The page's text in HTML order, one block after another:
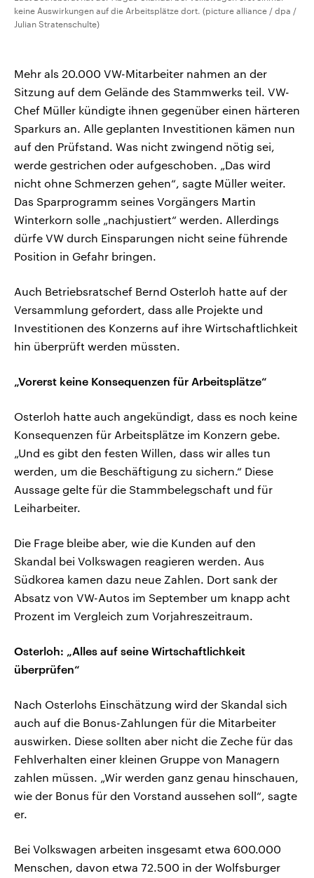
keine Auswirkungen auf die Arbeitsplätze dort. (picture alliance / dpa /
Julian Stratenschulte)
Mehr als 20.000 VW-Mitarbeiter nahmen an der
Sitzung auf dem Gelände des Stammwerks teil. VW-
Chef Müller kündigte ihnen gegenüber einen härteren
Sparkurs an. Alle geplanten Investitionen kämen nun
auf den Prüfstand. Was nicht zwingend nötig sei,
werde gestrichen oder aufgeschoben. „Das wird
nicht ohne Schmerzen gehen“, sagte Müller weiter.
Das Sparprogramm seines Vorgängers Martin
Winterkorn solle „nachjustiert“ werden. Allerdings
dürfe VW durch Einsparungen nicht seine führende
Position in Gefahr bringen.
Auch Betriebsratschef Bernd Osterloh hatte auf der
Versammlung gefordert, dass alle Projekte und
Investitionen des Konzerns auf ihre Wirtschaftlichkeit
hin überprüft werden müssten.
„Vorerst keine Konsequenzen für Arbeitsplätze“
Osterloh hatte auch angekündigt, dass es noch keine
Konsequenzen für Arbeitsplätze im Konzern gebe.
„Und es gibt den festen Willen, dass wir alles tun
werden, um die Beschäftigung zu sichern.“ Diese
Aussage gelte für die Stammbelegschaft und für
Leiharbeiter.
Die Frage bleibe aber, wie die Kunden auf den
Skandal bei Volkswagen reagieren werden. Aus
Südkorea kamen dazu neue Zahlen. Dort sank der
Absatz von VW-Autos im September um knapp acht
Prozent im Vergleich zum Vorjahreszeitraum.
Osterloh: „Alles auf seine Wirtschaftlichkeit
überprüfen“
Nach Osterlohs Einschätzung wird der Skandal sich
auch auf die Bonus-Zahlungen für die Mitarbeiter
auswirken. Diese sollten aber nicht die Zeche für das
Fehlverhalten einer kleinen Gruppe von Managern
zahlen müssen. „Wir werden ganz genau hinschauen,
wie der Bonus für den Vorstand aussehen soll“, sagte
er.
Bei Volkswagen arbeiten insgesamt etwa 600.000
Menschen, davon etwa 72.500 in der Wolfsburger